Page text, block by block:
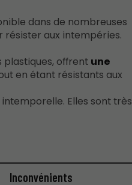
dans de nombreuses
résister aux intempéries.
plastiques, offrent une
en étant résistants aux
Elles sont très
Inconvénients